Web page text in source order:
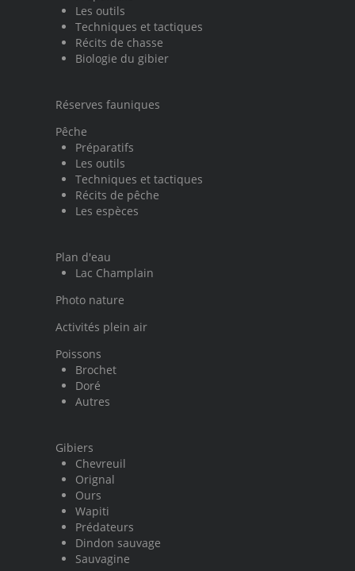
Les outils
Techniques et tactiques
Récits de chasse
Biologie du gibier
Réserves fauniques
Pêche
Préparatifs
Les outils
Techniques et tactiques
Récits de pêche
Les espèces
Plan d'eau
Lac Champlain
Photo nature
Activités plein air
Poissons
Brochet
Doré
Autres
Gibiers
Chevreuil
Orignal
Ours
Wapiti
Prédateurs
Dindon sauvage
Sauvagine